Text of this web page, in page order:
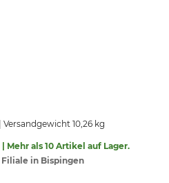
Versandgewicht 10,26 kg
Mehr als 10 Artikel auf Lager.
in Bispingen